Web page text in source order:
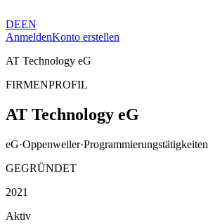
DEEN
AnmeldenKonto erstellen
AT Technology eG
FIRMENPROFIL
AT Technology eG
eG·Oppenweiler·Programmierungstätigkeiten
GEGRÜNDET
2021
Aktiv